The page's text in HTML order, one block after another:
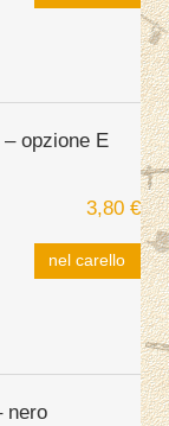
opzione E
3,80 €
nel carello
nero